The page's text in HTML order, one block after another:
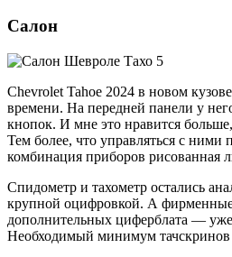
Салон
Chevrolet Tahoe 2024 в новом
времени. На передней панели у
кнопок. И мне это нравится
Тем более, что управляться с
комбинация приборов рисованная
Спидометр и тахометр остались
крупной оцифровкой. А
дополнительных циферблата —
Необходимый минимум тачскринов